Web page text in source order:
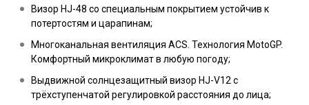
Визор HJ-48 со специальным покрытием устойчив к
потертостям и царапинам;
Многоканальная вентиляция ACS. Технология MotoGP.
Комфортный микроклимат в любую погоду;
Выдвижной солнцезащитный визор HJ-V12 с
трёхступенчатой регулировкой расстояния до лица;